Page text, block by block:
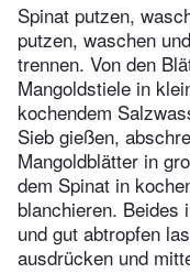
Spinat putzen,
putzen, waschen
trennen. Von den
Mangoldstiele in
kochendem
Sieb gießen,
Mangoldblätter in
dem Spinat in
blanchieren. Beides
und gut abtropfen
ausdrücken und